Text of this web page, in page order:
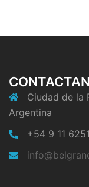
Ciudad de la
Argentina
+54 9 11